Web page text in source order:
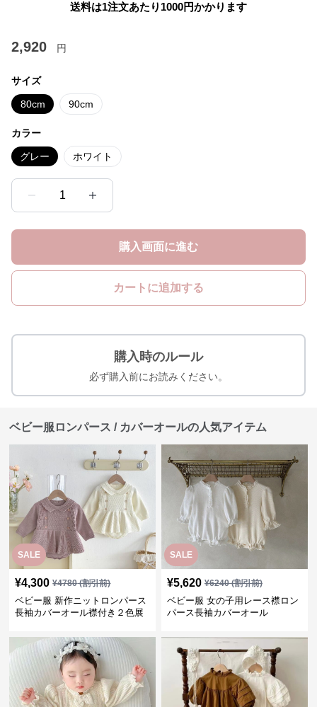
送料は1注文あたり 1000円かかります
2,920 円
サイズ
80cm 90cm
カラー
グレー ホワイト
1
購入画面に進む
カートに追加する
購入時のルール
必ず購入前にお読みください。
ベビー服ロンパース / カバーオールの人気アイテム
SALE
¥4,300 ¥4780(割引前)
ベビー服 新作ニットロンパース
長袖カバーオール襟付き２色展
SALE
¥5,620 ¥6240(割引前)
ベビー服 女の子用レース襟ロン
パース長袖カバーオール